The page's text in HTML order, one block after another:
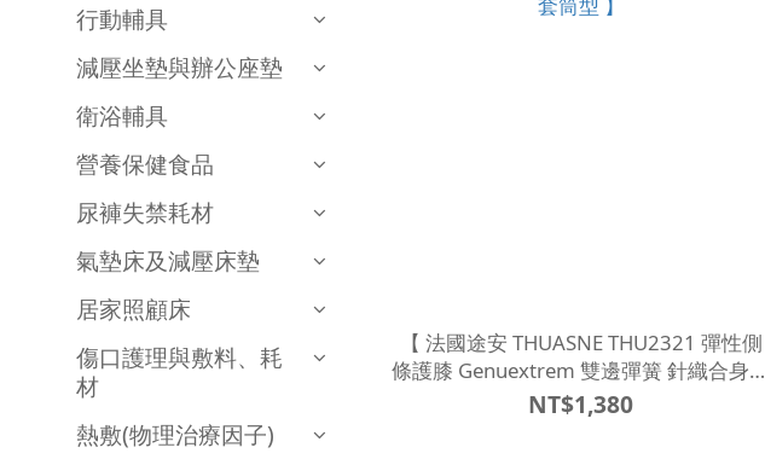
行動輔具
減壓坐墊與辦公座墊
衛浴輔具
營養保健食品
尿褲失禁耗材
氣墊床及減壓床墊
居家照顧床
傷口護理與敷料、耗
材
熱敷(物理治療因子)
【 法國途安 THUASNE THU2321 彈性側
條護膝 Genuextrem 雙邊彈簧 針織合身套
筒型 】
NT$1,380